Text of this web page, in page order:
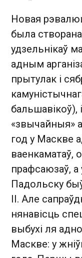
Новая
была
удзельнікаў
адным
прытулак і
бальшавікоў),
«звычайныя»
год у Маскве
ваенкаматаў,
прафсаюзаў,
Падольску
II. Але
нянавісць
выбухі ля
Маскве: у